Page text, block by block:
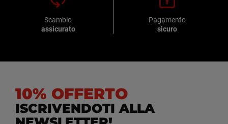
Scambio
assicurato
Pagamento
sicuro
10% OFFERTO
ISCRIVENDOTI ALLA